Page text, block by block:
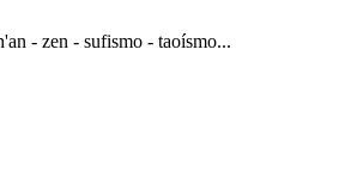
- zen - sufismo - taoísmo...